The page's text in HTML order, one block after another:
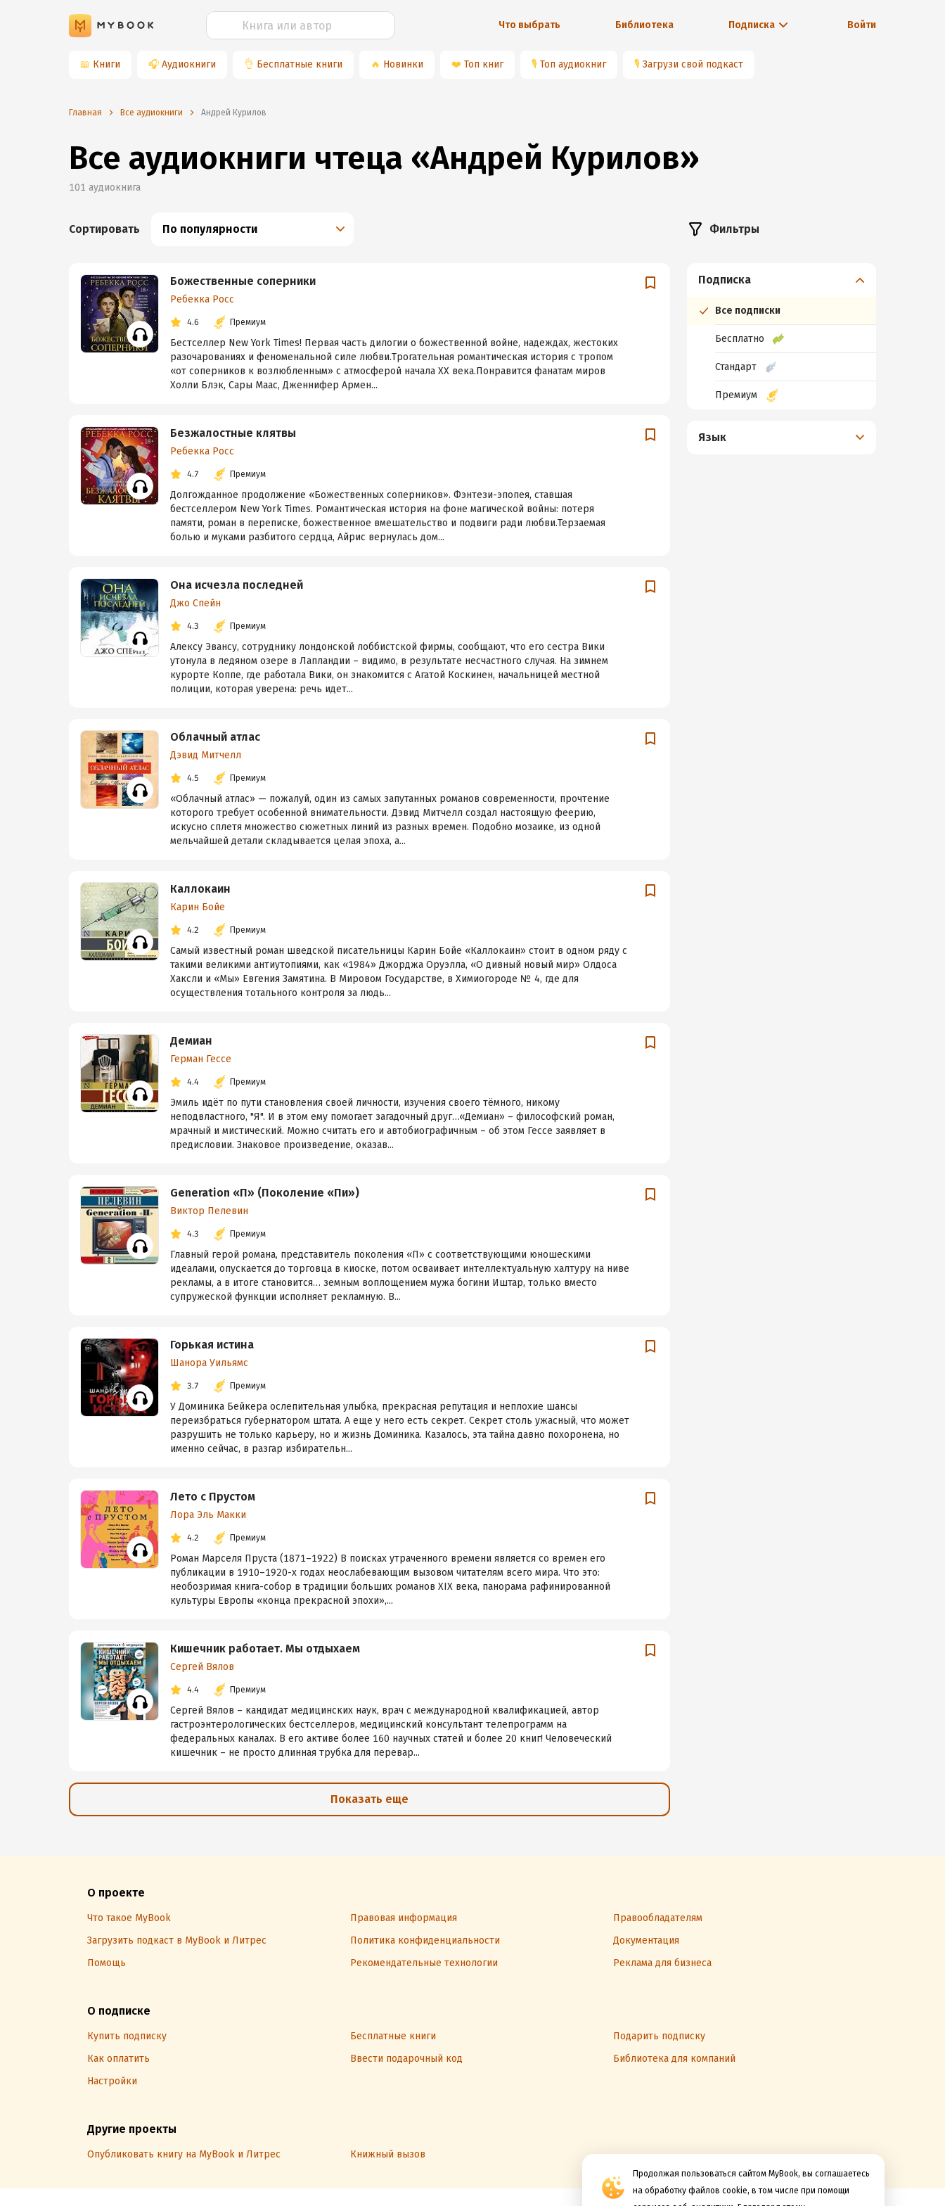
Что выбрать Библиотека Подписка Войти
📖 Книги 🎧 Аудиокниги 👌 Бесплатные книги 🔥 Новинки ❤️ Топ книг 🎙 Топ аудиокниг 🎙 Загрузи свой подкаст
Продолжая пользоваться сайтом MyBook, вы соглашаетесь
на обработку файлов cookie, в том числе при помощи
Главная Все аудиокниги Андрей Курилов
Все аудиокниги чтеца «Андрей Курилов»
101 аудиокнига
Сортировать По популярности
Божественные соперники
Ребекка Росс
4.6 Премиум
Бестселлер New York Times! Первая часть дилогии о божественной войне, надеждах, жестоких
разочарованиях и феноменальной силе любви.Трогательная романтическая история с тропом
«от соперников к возлюбленным» с атмосферой начала ХХ века.Понравится фанатам миров
Холли Блэк, Сары Маас, Дженнифер Армен...
Безжалостные клятвы
Ребекка Росс
4.7 Премиум
Долгожданное продолжение «Божественных соперников». Фэнтези-эпопея, ставшая
бестселлером New York Times. Романтическая история на фоне магической войны: потеря
памяти, роман в переписке, божественное вмешательство и подвиги ради любви.Терзаемая
болью и муками разбитого сердца, Айрис вернулась дом...
Она исчезла последней
Джо Спейн
4.3 Премиум
Алексу Эвансу, сотруднику лондонской лоббистской фирмы, сообщают, что его сестра Вики
утонула в ледяном озере в Лапландии – видимо, в результате несчастного случая. На зимнем
курорте Коппе, где работала Вики, он знакомится с Агатой Коскинен, начальницей местной
полиции, которая уверена: речь идет...
Облачный атлас
Дэвид Митчелл
4.5 Премиум
«Облачный атлас» — пожалуй, один из самых запутанных романов современности, прочтение
которого требует особенной внимательности. Дэвид Митчелл создал настоящую феерию,
искусно сплетя множество сюжетных линий из разных времен. Подобно мозаике, из одной
мельчайшей детали складывается целая эпоха, а...
Каллокаин
Карин Бойе
4.2 Премиум
Самый известный роман шведской писательницы Карин Бойе «Каллокаин» стоит в одном ряду с
такими великими антиутопиями, как «1984» Джорджа Оруэлла, «О дивный новый мир» Олдоса
Хаксли и «Мы» Евгения Замятина. В Мировом Государстве, в Химиогороде № 4, где для
осуществления тотального контроля за людь...
Демиан
Герман Гессе
4.4 Премиум
Эмиль идёт по пути становления своей личности, изучения своего тёмного, никому
неподвластного, "Я". И в этом ему помогает загадочный друг…«Демиан» – философский роман,
мрачный и мистический. Можно считать его и автобиографичным – об этом Гессе заявляет в
предисловии. Знаковое произведение, оказав...
Generation «П» (Поколение «Пи»)
Виктор Пелевин
4.3 Премиум
Главный герой романа, представитель поколения «П» с соответствующими юношескими
идеалами, опускается до торговца в киоске, потом осваивает интеллектуальную халтуру на ниве
рекламы, а в итоге становится… земным воплощением мужа богини Иштар, только вместо
супружеской функции исполняет рекламную. В...
Горькая истина
Шанора Уильямс
3.7 Премиум
У Доминика Бейкера ослепительная улыбка, прекрасная репутация и неплохие шансы
переизбраться губернатором штата. А еще у него есть секрет. Секрет столь ужасный, что может
разрушить не только карьеру, но и жизнь Доминика. Казалось, эта тайна давно похоронена, но
именно сейчас, в разгар избирательн...
Лето с Прустом
Лора Эль Макки
4.2 Премиум
Роман Марселя Пруста (1871–1922) В поисках утраченного времени является со времен его
публикации в 1910–1920-х годах неослабевающим вызовом читателям всего мира. Что это:
необозримая книга-собор в традиции больших романов XIX века, панорама рафинированной
культуры Европы «конца прекрасной эпохи»,...
Кишечник работает. Мы отдыхаем
Сергей Вялов
4.4 Премиум
Сергей Вялов – кандидат медицинских наук, врач с международной квалификацией, автор
гастроэнтерологических бестселлеров, медицинский консультант телепрограмм на
федеральных каналах. В его активе более 160 научных статей и более 20 книг! Человеческий
кишечник – не просто длинная трубка для перевар...
Показать еще
Фильтры
Подписка
Все подписки
Бесплатно
Стандарт
Премиум
Язык
О проекте
Что такое MyBook Правовая информация
Правообладателям
Загрузить подкаст в MyBook и Литрес
Политика конфиденциальности
Документация
Помощь
Рекомендательные технологии Реклама для бизнеса
О подписке
Купить подписку Бесплатные книги
Подарить подписку
Как оплатить
Ввести подарочный код
Библиотека для компаний
Настройки
Другие проекты
Опубликовать книгу на MyBook и Литрес Книжный вызов